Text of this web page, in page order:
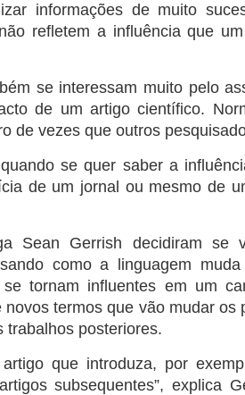
informações de muito
refletem a influência que
se interessam muito pelo
de um artigo científico.
de vezes que outros
se quer saber a
de um jornal ou mesmo de
Sean Gerrish decidiram se
como a linguagem
tornam influentes em um
novos termos que vão mudar os
trabalhos posteriores.
que introduza, por
subsequentes”, explica